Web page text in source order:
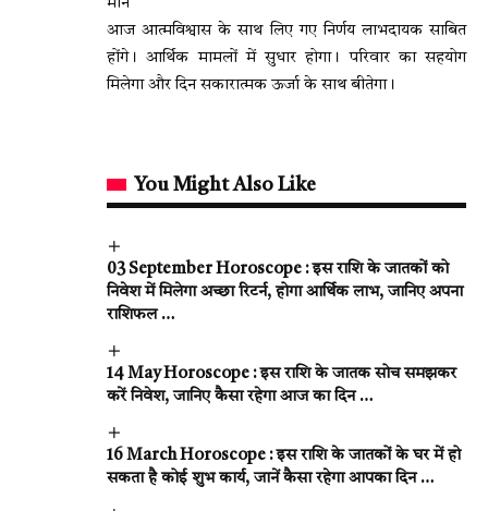
मीन
आज आत्मविश्वास के साथ लिए गए निर्णय लाभदायक साबित
होंगे। आर्थिक मामलों में सुधार होगा। परिवार का सहयोग
मिलेगा और दिन सकारात्मक ऊर्जा के साथ बीतेगा।
You Might Also Like
03 September Horoscope : इस राशि के जातकों को
निवेश में मिलेगा अच्छा रिटर्न, होगा आर्थिक लाभ, जानिए अपना
राशिफल …
14 May Horoscope : इस राशि के जातक सोच समझकर
करें निवेश, जानिए कैसा रहेगा आज का दिन …
16 March Horoscope : इस राशि के जातकों के घर में हो
सकता है कोई शुभ कार्य, जानें कैसा रहेगा आपका दिन …